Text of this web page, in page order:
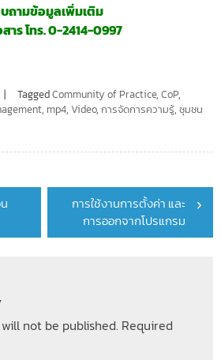
ถามข้อมูลเพิ่มเติม
าร โทร. 0-2414-0997
TaggedCommunity of Practice, CoP,
, mp4, Video, การจัดการความรู้, ชุมชน
การใช้งานการตั้งค่า และ
การออกจากโปรแกรม
not be published. Required